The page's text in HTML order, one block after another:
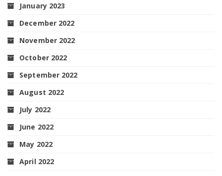
January 2023
December 2022
November 2022
October 2022
September 2022
August 2022
July 2022
June 2022
May 2022
April 2022